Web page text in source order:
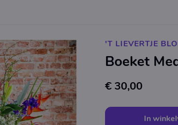
'T LIEVERTJE
Boeket
€ 30,00
In